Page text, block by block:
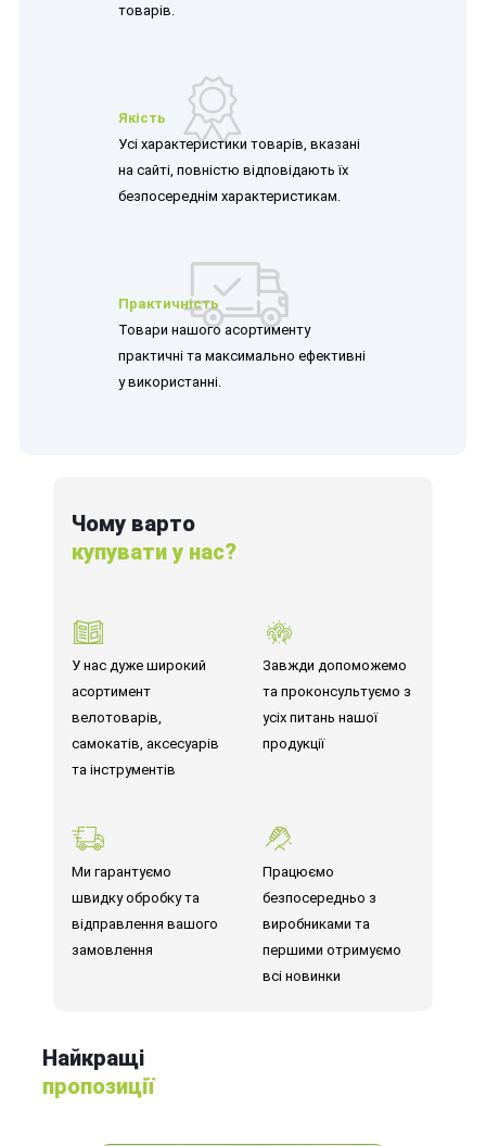
товарів.
Якість
Усі характеристики товарів, вказані
на сайті, повністю відповідають їх
безпосереднім характеристикам.
Практичність
Товари нашого асортименту
практичні та максимально ефективні
у використанні.
Чому варто
купувати у нас?
У нас дуже широкий
асортимент
велотоварів,
самокатів, аксесуарів
та інструментів
Завжди допоможемо
та проконсультуємо з
усіх питань нашої
продукції
Ми гарантуємо
швидку обробку та
відправлення вашого
замовлення
Працюємо
безпосередньо з
виробниками та
першими отримуємо
всі новинки
Найкращі
пропозиції